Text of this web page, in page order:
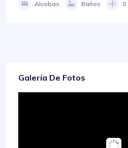
Alcobas Baños 0
Galería De Fotos